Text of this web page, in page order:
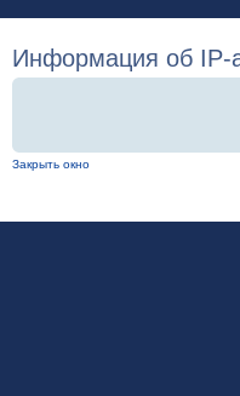
Информация об IP-
Закрыть окно